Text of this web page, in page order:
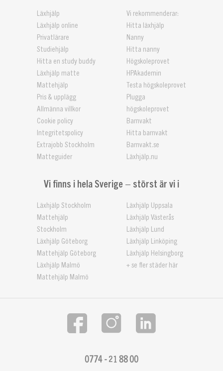
Läxhjälp
Läxhjälp online
Privatlärare
Studiehjälp
Hitta en study buddy
Läxhjälp matte
Mattehjälp
Pris & upplägg
Allmänna villkor
Cookie policy
Integritetspolicy
Extrajobb Stockholm
Matteguider
Vi rekommenderar:
Hitta läxhjälp
Nanny
Hitta nanny
Högskoleprovet
HPAkademin
Testa högskoleprovet
Plugga
högskoleprovet
Barnvakt
Hitta barnvakt
Barnvakt.se
Läxhjälp.nu
Vi finns i hela Sverige – störst är vi i
Läxhjälp Stockholm
Mattehjälp
Stockholm
Läxhjälp Göteborg
Mattehjälp Göteborg
Läxhjälp Malmö
Mattehjälp Malmö
Läxhjälp Uppsala
Läxhjälp Västerås
Läxhjälp Lund
Läxhjälp Linköping
Läxhjälp Helsingborg
+ se fler städer här
0774 - 21 88 00